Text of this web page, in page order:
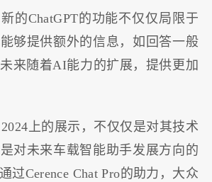
的ChatGPT的功能不仅仅局限于
够提供额外的信息，如回答一般
来随着AI能力的扩展，提供更加
上的展示，不仅仅是对其技术
对未来车载智能助手发展方向的
过Cerence Chat Pro的助力，大众